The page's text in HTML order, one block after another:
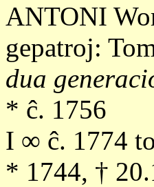
ANTONI
gepatroj:
dua
* ĉ. 1756
I ∞ ĉ. 1774
* 1744, †